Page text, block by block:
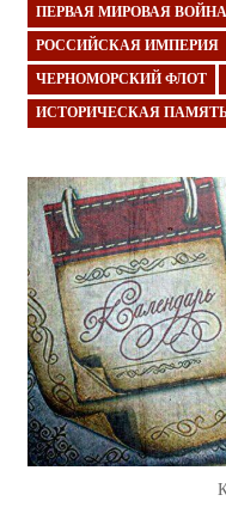
ПЕРВАЯ МИРОВАЯ ВОЙНА
РОССИЙСКАЯ ИМПЕРИЯ
ЧЕРНОМОРСКИЙ ФЛОТ
ИСТОРИЧЕСКАЯ